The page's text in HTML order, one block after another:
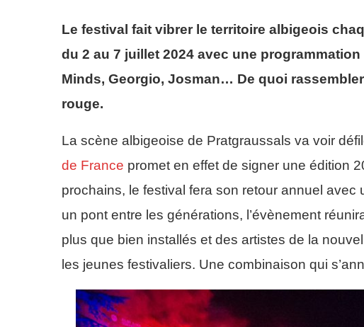
Le festival fait vibrer le territoire albigeois
du 2 au 7 juillet 2024 avec une
Minds, Georgio, Josman… De quoi
rouge.
La scène albigeoise de Pratgraussals va voir
de France promet en effet de signer une édition
prochains, le festival fera son retour annuel avec
un pont entre les générations, l’évènement
plus que bien installés et des artistes de la
les jeunes festivaliers. Une combinaison qui